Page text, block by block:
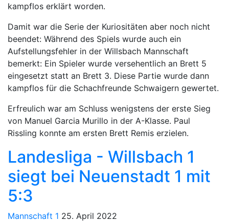
kampflos erklärt worden.
Damit war die Serie der Kuriositäten aber noch nicht
beendet: Während des Spiels wurde auch ein
Aufstellungsfehler in der Willsbach Mannschaft
bemerkt: Ein Spieler wurde versehentlich an Brett 5
eingesetzt statt an Brett 3. Diese Partie wurde dann
kampflos für die Schachfreunde Schwaigern gewertet.
Erfreulich war am Schluss wenigstens der erste Sieg
von Manuel Garcia Murillo in der A-Klasse. Paul
Rissling konnte am ersten Brett Remis erzielen.
Landesliga - Willsbach 1
siegt bei Neuenstadt 1 mit
5:3
Mannschaft 1 25. April 2022